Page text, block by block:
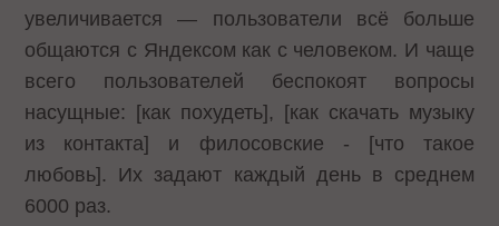
увеличивается — пользователи всё больше
общаются с Яндексом как с человеком. И чаще
всего пользователей беспокоят вопросы
насущные: [как похудеть], [как скачать музыку
из контакта] и филосовские - [что такое
любовь]. Их задают каждый день в среднем
6000 раз.